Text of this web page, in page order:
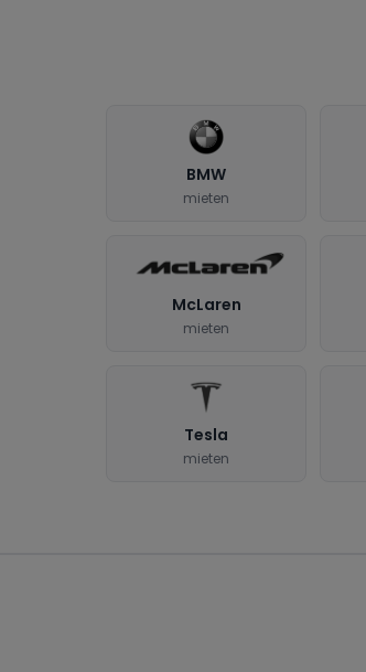
BMW
mieten
McLaren
mieten
Tesla
mieten